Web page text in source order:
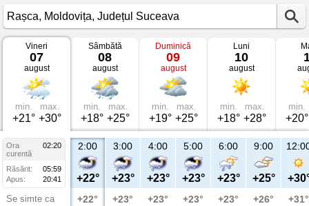
Vremea
Rașca
Moldovița,
Județul
Suceava
Vineri
07
august
min.
+21°
max.
+30°
Sâmbătă
08
august
min.
+18°
max.
+25°
Duminică
09
august
min.
+19°
max.
+25°
Luni
10
august
min.
+18°
max.
+28°
min.
+20°
Ora
02:20
curentă
Răsărit:
05:59
Apus:
20:41
Se simte ca
2:00
+22°
+22°
3:00
+23°
+23°
4:00
+23°
+23°
5:00
+23°
+23°
6:00
+23°
+23°
9:00
+25°
+26° +31°